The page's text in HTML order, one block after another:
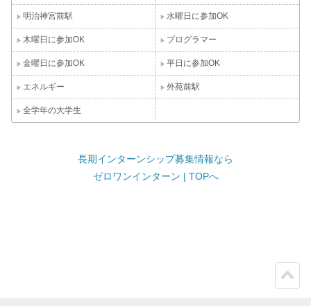
明治神宮前駅 水曜日に参加OK
木曜日に参加OK プログラマー
金曜日に参加OK 平日に参加OK
エネルギー 外苑前駅
全学年の大学生
長期インターンシップ募集情報なら
ゼロワンインターン | TOPへ